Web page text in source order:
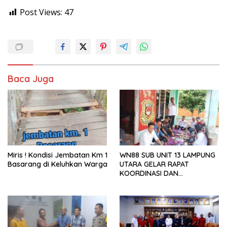
Post Views: 47
Baca Juga
Miris ! Kondisi Jembatan Km 1
Basarang di Keluhkan Warga
WN88 SUB UNIT 13 LAMPUNG
UTARA GELAR RAPAT
KOORDINASI DAN